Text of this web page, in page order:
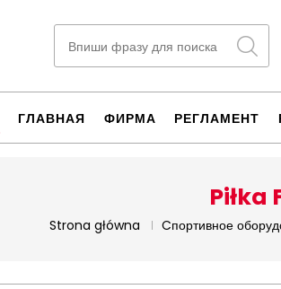
ГЛАВНАЯ ФИРМА РЕГЛАМЕНТ
Piłka
Strona główna Cпортивное